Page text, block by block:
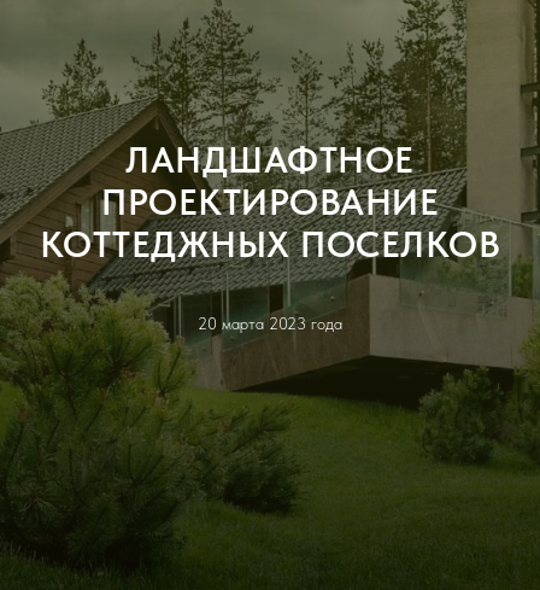
ЛАНДШАФТНОЕ
ПРОЕКТИРОВАНИЕ
КОТТЕДЖНЫХ ПОСЕЛКОВ
20 марта 2023 года